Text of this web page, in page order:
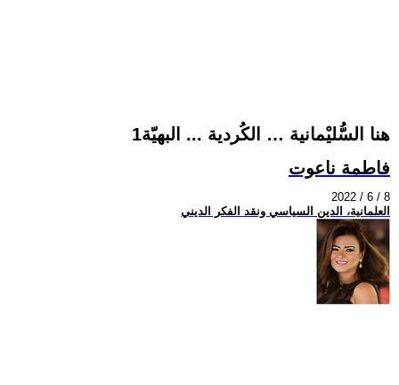
هنا السُّليْمانية … الكُردية ... البهيّة1
فاطمة ناعوت
2022 / 6 / 8
العلمانية، الدين السياسي ونقد الفكر الديني